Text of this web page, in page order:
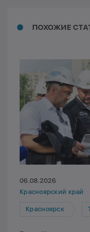
ПОХОЖИЕ
06.08.2026
Красноярский край
Красноярск